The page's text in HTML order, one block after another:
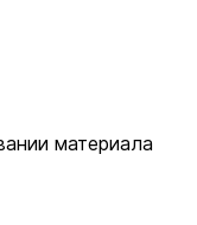
материала